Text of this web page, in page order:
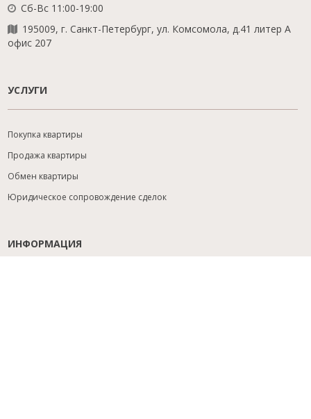
Сб-Вс 11:00-19:00
195009, г. Санкт-Петербург, ул. Комсомола, д.41 литер А
офис 207
УСЛУГИ
Покупка квартиры
Продажа квартиры
Обмен квартиры
Юридическое сопровождение сделок
ИНФОРМАЦИЯ